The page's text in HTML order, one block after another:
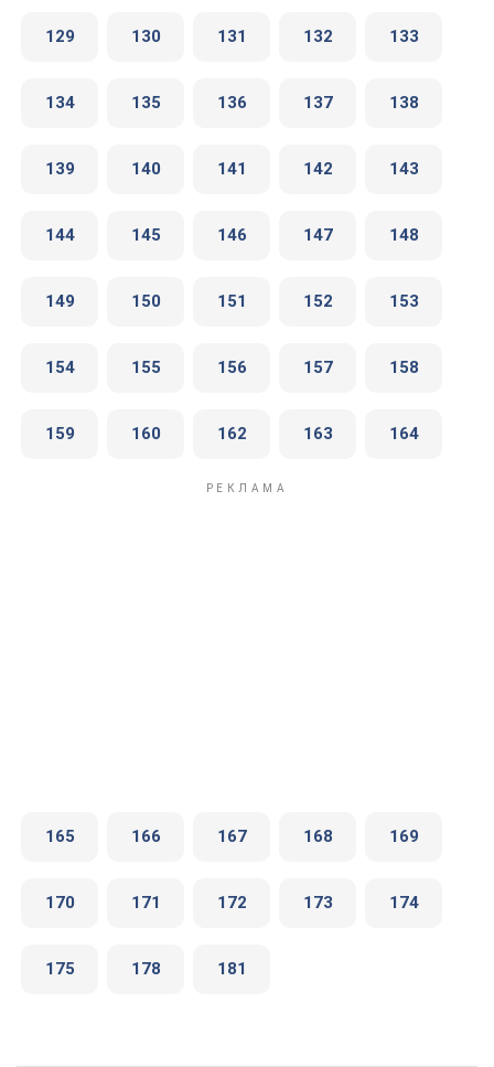
129 130 131 132 133
134 135 136 137 138
139 140 141 142 143
144 145 146 147 148
149 150 151 152 153
154 155 156 157 158
159 160 162 163 164
165 166 167 168 169
170 171 172 173 174
175 178 181